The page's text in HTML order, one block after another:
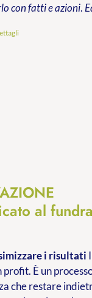
con fatti e azioni.
al
i risultati
profit. È un
che restare